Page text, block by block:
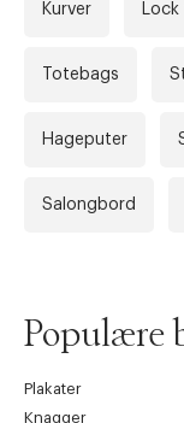
Kurver
Totebags
Hageputer
Salongbord
Populære
Plakater
Knagger